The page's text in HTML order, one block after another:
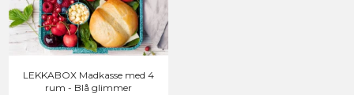
LEKKABOX Madkasse med 4
rum - Blå glimmer